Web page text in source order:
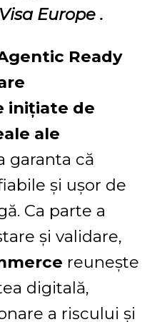
Europe .
Ready
inițiate de
ale
garanta că
și ușor de
Ca parte a
și validare,
reunește
digitală,
a riscului și